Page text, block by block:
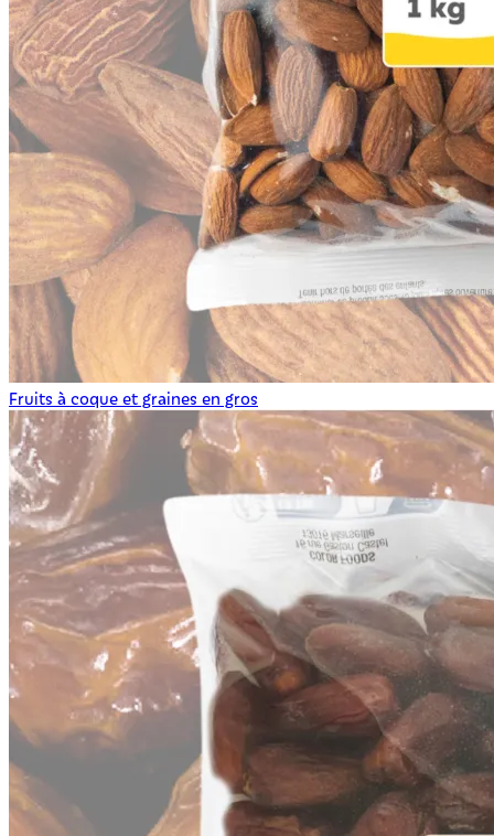
Fruits à coque et graines en gros